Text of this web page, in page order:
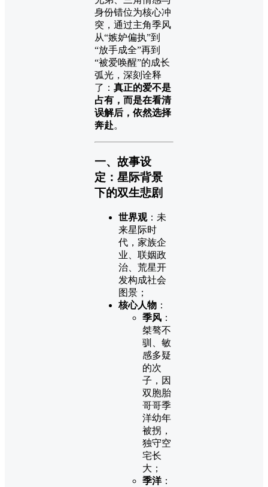
身份错位为核心冲
突，通过主角季风
从“嫉妒偏执”到
“放手成全”再到
“被爱唤醒”的成长
弧光，深刻诠释
了： 真正的爱不是
占有，而是在看清
误解后，依然选择
奔赴。
一、故事设
定：星际背景
下的双生悲剧
世界观：未
来星际时
代，家族企
业、联姻政
治、荒星开
发构成社会
图景；
核心人物 ：
季风 ：
桀骜不
驯、敏
感多疑
的次
子，因
双胞胎
哥哥季
洋幼年
被拐，
独守空
宅长
大；
季洋：